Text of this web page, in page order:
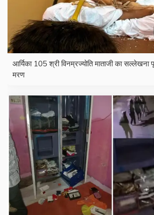
आर्यिका 105 श्री विनम्रज्योति माताजी का सल्लेखना
मरण